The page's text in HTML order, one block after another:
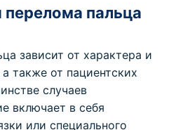
пальца
зависит от характера и
также от пациентских
случаев
включает в себя
или специального